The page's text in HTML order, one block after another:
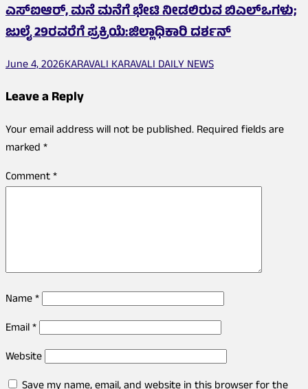
ಎಸ್‌ಐಆರ್, ಮನೆ ಮನೆಗೆ ಭೇಟಿ ನೀಡಲಿರುವ ಬಿಎಲ್‌ಒಗಳು;
ಜುಲೈ 29ರವರೆಗೆ ಪ್ರಕ್ರಿಯೆ:ಜಿಲ್ಲಾಧಿಕಾರಿ ದರ್ಶನ್
June 4, 2026KARAVALI KARAVALI DAILY NEWS
Leave a Reply
Your email address will not be published.Required fields are
marked*
Comment*
Name*
Email*
Website